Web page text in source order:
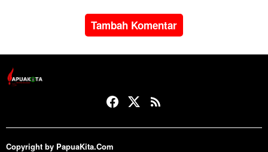
Tambah Komentar
Copyright by PapuaKita.Com